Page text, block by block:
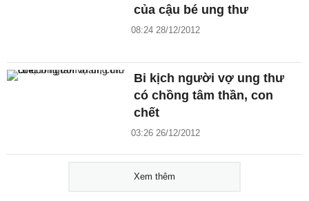
của cậu bé ung thư
08:24 28/12/2012
Bi kịch người vợ ung thư
có chồng tâm thần, con
chết
03:26 26/12/2012
Xem thêm